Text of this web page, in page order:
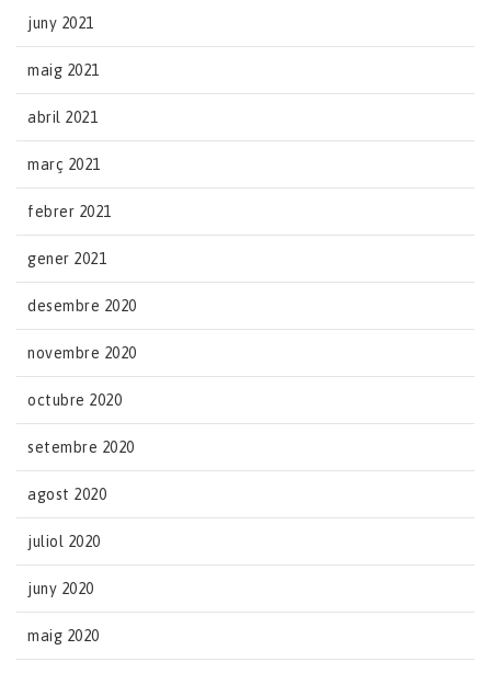
juny 2021
maig 2021
abril 2021
març 2021
febrer 2021
gener 2021
desembre 2020
novembre 2020
octubre 2020
setembre 2020
agost 2020
juliol 2020
juny 2020
maig 2020